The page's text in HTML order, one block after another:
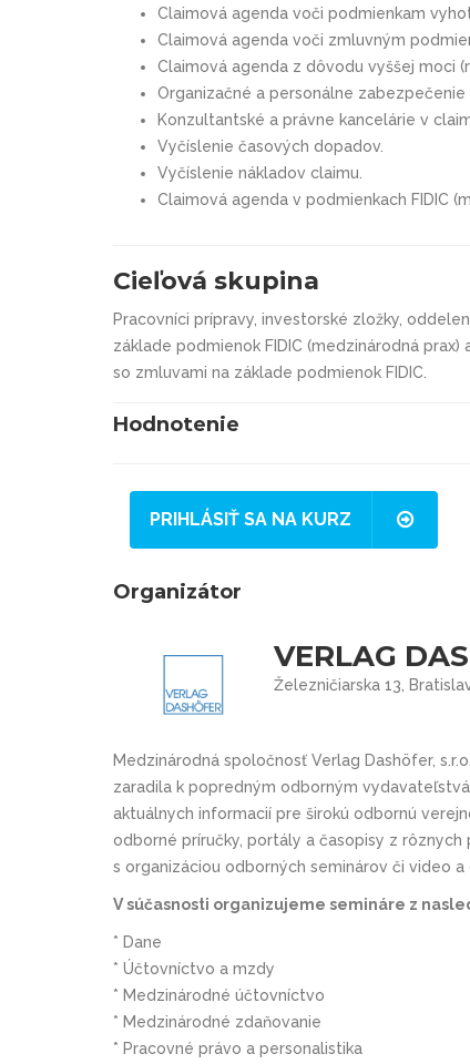
Claimová agenda voči podmienkam
Claimová agenda voči zmluvným
Claimová agenda z dôvodu vyššej moci
Organizačné a personálne zabezpečenie
Konzultantské a právne kancelárie v
Vyčíslenie časových dopadov.
Vyčíslenie nákladov claimu.
Claimová agenda v podmienkach FIDIC
Cieľová skupina
Pracovníci prípravy, investorské zložky,
základe podmienok FIDIC (medzinárodná
so zmluvami na základe podmienok FIDIC.
Hodnotenie
PRIHLÁSIŤ SA NA KURZ
Organizátor
VERLAG
Železničiarska 13,
Medzinárodná spoločnosť Verlag Dashöfer,
zaradila k popredným odborným
aktuálnych informacií pre širokú odbornú
odborné príručky, portály a časopisy z
s organizáciou odborných seminárov či video a
V súčasnosti organizujeme semináre z
* Dane
* Účtovníctvo a mzdy
* Medzinárodné účtovníctvo
* Medzinárodné zdaňovanie
* Pracovné právo a personalistika